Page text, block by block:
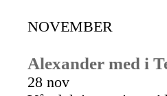
NOVEMBER
Alexander med i
28 nov